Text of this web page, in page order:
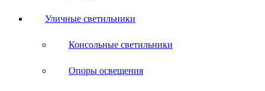
Уличные светильники
Консольные светильники
Опоры освещения